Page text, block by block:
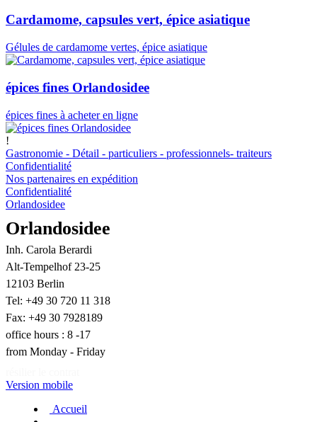
Cardamome, capsules vert, épice asiatique
Gélules de cardamome vertes, épice asiatique
épices fines Orlandosidee
épices fines à acheter en ligne
!
Gastronomie - Détail - particuliers - professionnels- traiteurs
Confidentialité
Nos partenaires en expédition
Confidentialité
Orlandosidee
Orlandosidee
Inh. Carola Berardi
Alt-Tempelhof 23-25
12103 Berlin
Tel: +49 30 720 11 318
Fax: +49 30 7928189
office hours : 8 -17
from Monday - Friday
Version mobile
Accueil